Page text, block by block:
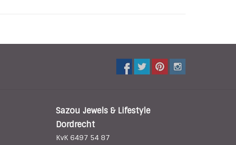
Sazou Jewels & Lifestyle
Dordrecht
KvK 6497 54 87